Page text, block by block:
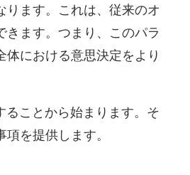
ます。これは、従来のオ
ます。つまり、このパラ
における意思決定をより
ことから始まります。そ
を提供します。